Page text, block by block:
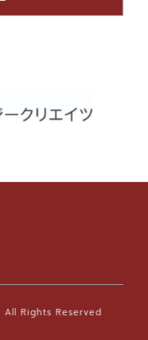
All Rights Reserved